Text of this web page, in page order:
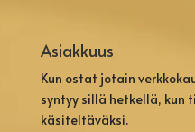
Asiakkuus
Kun ostat jotain
syntyy sillä hetkellä, kun
käsiteltäväksi.